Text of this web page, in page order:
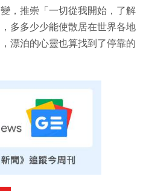
，推崇「一切從我開始，了解
多多少少能使散居在世界各地
漂泊的心靈也算找到了停靠的